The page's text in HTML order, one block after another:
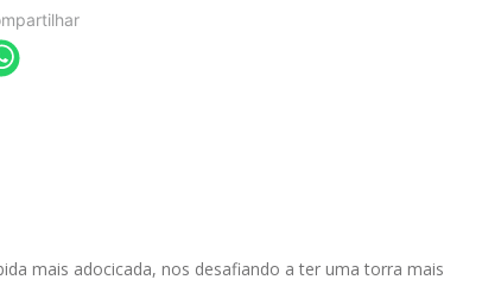
mais adocicada, nos desafiando a ter uma torra mais